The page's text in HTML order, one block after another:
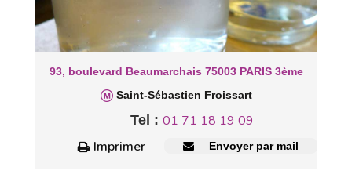
93, boulevard Beaumarchais 75003 PARIS 3ème
Saint-Sébastien Froissart
Tel : 01 71 18 19 09
Imprimer
Envoyer par mail